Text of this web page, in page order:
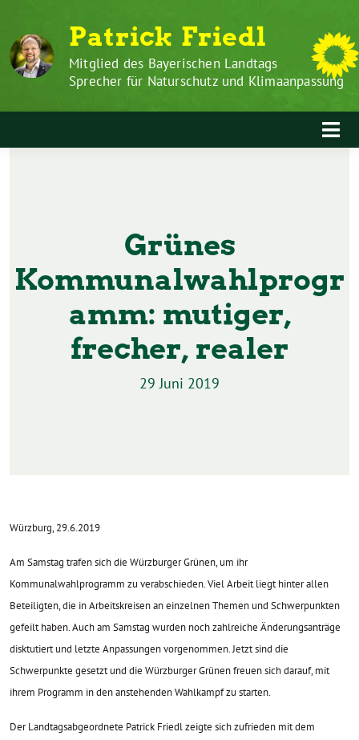
Inhalt
springen
zum
Inhalt
Patrick Friedl
Mitglied des Bayerischen Landtags
Sprecher für Naturschutz und Klimaanpassung
Grünes
Kommunalwahlprogr
amm: mutiger,
frecher, realer
29 Juni 2019
Würzburg, 29.6.2019
Am Samstag trafen sich die Würzburger Grünen, um ihr
Kommunalwahlprogramm zu verabschieden. Viel Arbeit liegt hinter allen
Beteiligten, die in Arbeitskreisen an einzelnen Themen und Schwerpunkten
gefeilt haben. Auch am Samstag wurden noch zahlreiche Änderungsanträge
disktutiert und letzte Anpassungen vorgenommen. Jetzt sind die
Schwerpunkte gesetzt und die Würzburger Grünen freuen sich darauf, mit
ihrem Programm in den anstehenden Wahlkampf zu starten.
Der Landtagsabgeordnete Patrick Friedl zeigte sich zufrieden mit dem